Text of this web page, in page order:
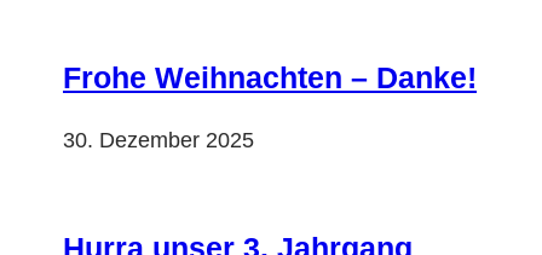
Frohe Weihnachten – Danke!
30. Dezember 2025